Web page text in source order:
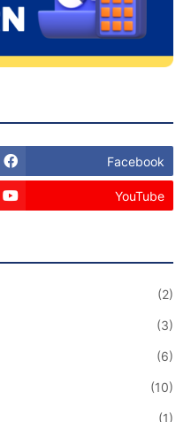
Facebook
YouTube
(2)
(3)
(6)
(10)
(1)